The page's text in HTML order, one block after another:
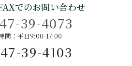
でのお問い合わせ
39-4073
間：平日9:00-17:00
39-4103